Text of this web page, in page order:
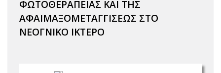
ΦΩΤΟΘΕΡΑΠΕΙΑΣ ΚΑΙ ΤΗΣ
ΑΦΑΙΜΑΞΟΜΕΤΑΓΓΙΣΕΩΣ ΣΤΟ
ΝΕΟΓΝΙΚΟ ΙΚΤΕΡΟ